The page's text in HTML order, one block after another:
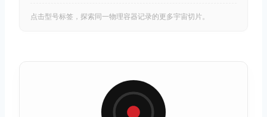
点击型号标签，探索同一物理容器记录的更多宇宙切片。